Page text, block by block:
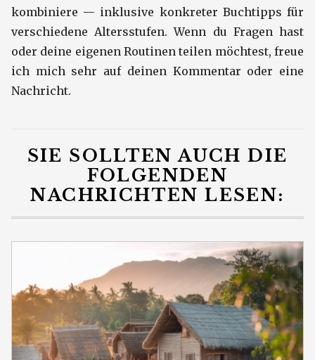
kombiniere — inklusive konkreter Buchtipps für
verschiedene Altersstufen. Wenn du Fragen hast
oder deine eigenen Routinen teilen möchtest, freue
ich mich sehr auf deinen Kommentar oder eine
Nachricht.
SIE SOLLTEN AUCH DIE
FOLGENDEN
NACHRICHTEN LESEN: